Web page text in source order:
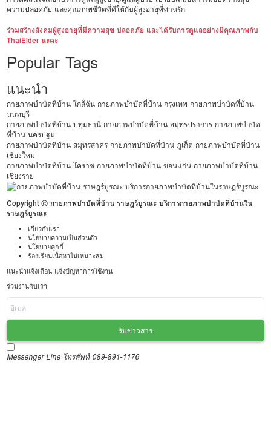
ความปลอดภัย และคุณภาพชีวิตที่ดีให้กับผู้สูงอายุที่ท่านรัก
ร่วมสร้างสังคมผู้สูงอายุที่มีความสุข ปลอดภัย และได้รับการดูแลอย่างมีคุณภาพกับ
ThaiElder นะคะ
Popular Tags
แนะนำ
กายภาพบำบัดที่บ้าน ใกล้ฉัน กายภาพบำบัดที่บ้าน กรุงเทพ กายภาพบำบัดที่บ้าน
นนทบุรี
กายภาพบำบัดที่บ้าน ปทุมธานี กายภาพบำบัดที่บ้าน สมุทรปราการ กายภาพบำบัด
ที่บ้าน นครปฐม
กายภาพบำบัดที่บ้าน สมุทรสาคร กายภาพบำบัดที่บ้าน ภูเก็ต กายภาพบำบัดที่บ้าน
เชียงใหม่
กายภาพบำบัดที่บ้าน โคราช กายภาพบำบัดที่บ้าน ขอนแก่น กายภาพบำบัดที่บ้าน
เชียงราย
Copyright © กายภาพบำบัดที่บ้าน ราษฎร์บูรณะ บริการกายภาพบำบัดที่บ้านใน
ราษฎร์บูรณะ
เกี่ยวกับเรา
นโยบายความเป็นส่วนตัว
นโยบายคุกกี้
ร้องเรียนเนื้อหาไม่เหมาะสม
แนะนำแจ้งเตือน แจ้งปัญหาการใช้งาน
ร่วมงานกับเรา
รับข่าวสาร
Messenger Line โทรศัพท์ 089-891-1176